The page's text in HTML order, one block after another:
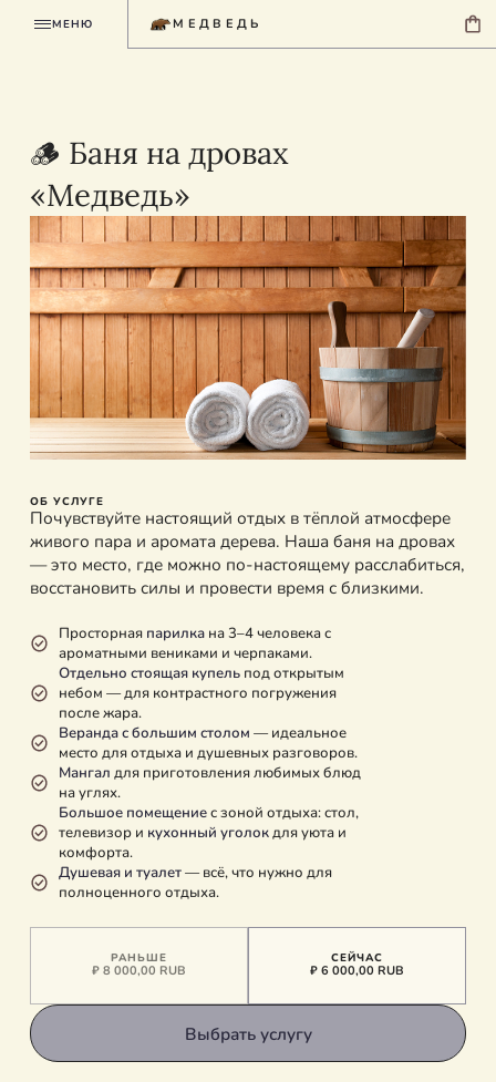
МЕНЮ МЕДВЕДЬ
🪵 Баня на дровах
«Медведь»
ОБ УСЛУГЕ
Почувствуйте настоящий отдых в тёплой атмосфере
живого пара и аромата дерева. Наша баня на дровах
— это место, где можно по-настоящему расслабиться,
восстановить силы и провести время с близкими.
Просторная парилка на 3–4 человека с
ароматными вениками и черпаками.
Отдельно стоящая купель под открытым
небом — для контрастного погружения
после жара.
Веранда с большим столом — идеальное
место для отдыха и душевных разговоров.
Мангал для приготовления любимых блюд
на углях.
Большое помещениес зоной отдыха: стол,
телевизор и кухонный уголокдля уюта и
комфорта.
Душевая и туалет— всё, что нужно для
полноценного отдыха.
РАНЬШЕ
₽ 8 000,00 RUB
СЕЙЧАС
₽ 6 000,00 RUB
Выбрать услугу